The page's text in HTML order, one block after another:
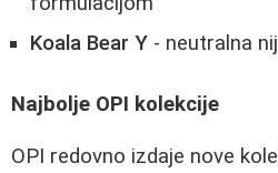
Koala Bear Y - neutralna
Najbolje OPI kolekcije
OPI redovno izdaje nove